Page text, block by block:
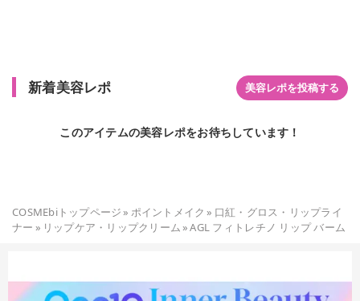
新着美容レポ 美容レポを投稿する
このアイテムの美容レポをお待ちしています！
COSMEbiトップページ» ポイントメイク » 口紅・グロス・リップライ
ナー » リップケア・リップクリーム»AGL フィトレチノ リップ バーム